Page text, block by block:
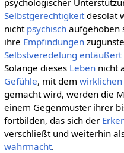
Selbstgerechtigkeitdesolat
nicht psychischaufgehoben
ihre Empfindungen
Selbstveredelung entäußert
Solange dieses Lebennicht
Gefühle, mit dem wirklichen
gemacht wird, werden die
einem Gegenmuster ihrer
fortbilden, das sich der
verschließt und weiterhin
wahrmacht.